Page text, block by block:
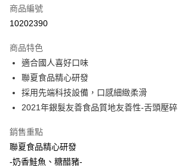
貨到付款
運送方式
宅配
每筆NT$150，滿NT$999(含以上)免運費
限定商品-免運
常溫宅配-到付
每筆NT$150，滿NT$999(含以上)免運費
商品編號
10202390
商品特色
適合國人喜好口味
聯夏食品精心研發
採用先端科技設備，口感細緻柔滑
2021年銀髮友善食品質地友善性-舌頭壓碎
銷售重點
聯夏食品精心研發
-奶香鮭魚、糖醋豬-